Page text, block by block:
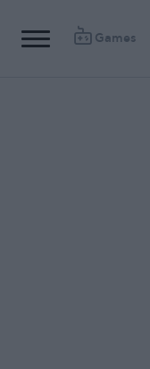
Games